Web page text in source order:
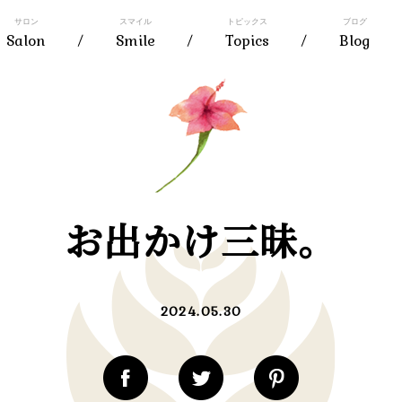
Salon
サロン
Smile
スマイル
Topics
トピックス
Blog
ブログ
お出かけ三昧。
2024.05.30